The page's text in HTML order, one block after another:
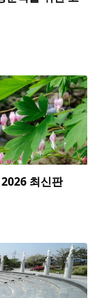
최신판